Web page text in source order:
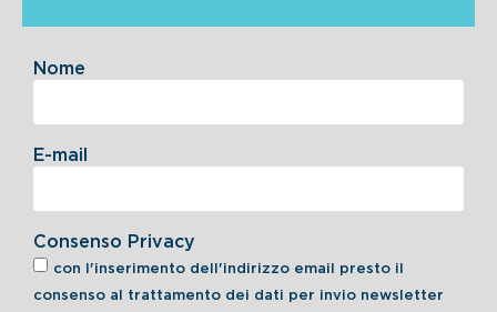
Consenso Privacy
con l'inserimento dell'indirizzo email presto il
consenso al trattamento dei dati per invio newsletter
Nome
E-mail